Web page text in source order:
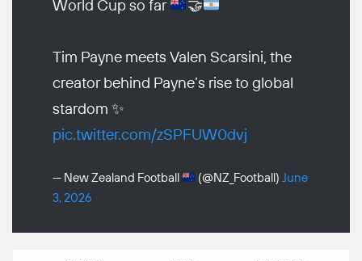
World Cup so far
🤝
Tim Payne meets Valen Scarsini, the
creator behind Payne’s rise to global
stardom ✨
pic.twitter.com/zSPFUW0dvj
— New Zealand Football (@NZ_Football)June
3, 2026